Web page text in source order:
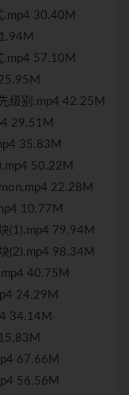
.mp4 30.40M
.mp4 57.10M
级别.mp4 42.25M
29.51M
35.83M
50.22M
22.28M
10.77M
(1).mp4 79.94M
(2).mp4 98.34M
40.75M
24.29M
34.14M
67.66M
56.56M